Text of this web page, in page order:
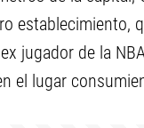
establecimiento,
jugador de la
el lugar